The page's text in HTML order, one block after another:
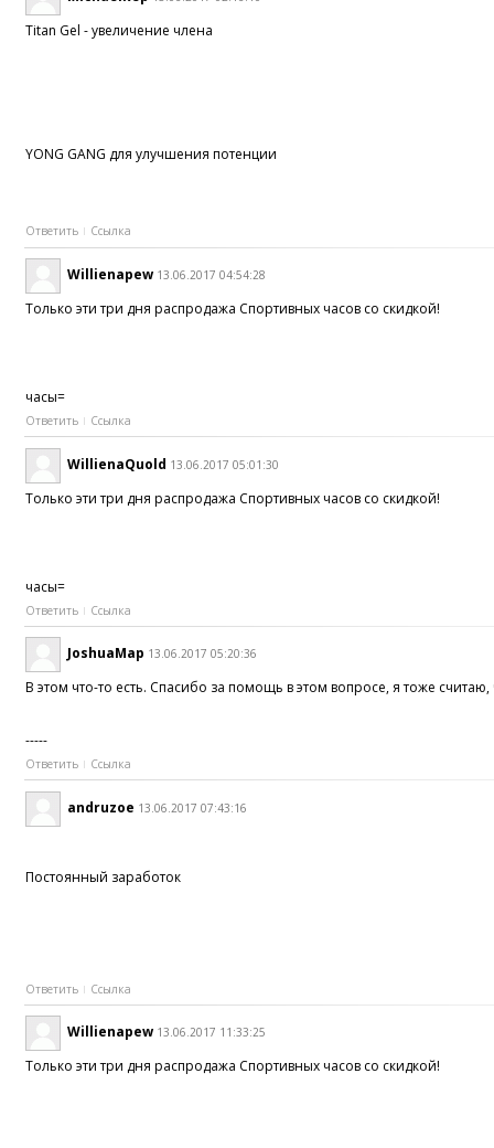
Titan Gel - увеличение члена
YONG GANG для улучшения потенции
Ответить Ссылка
Willienapew 13.06.2017 04:54:28
Только эти три дня распродажа Спортивных часов со скидкой!
часы=
Ответить Ссылка
WillienaQuold 13.06.2017 05:01:30
Только эти три дня распродажа Спортивных часов со скидкой!
часы=
Ответить Ссылка
JoshuaMap 13.06.2017 05:20:36
В этом что-то есть. Спасибо за помощь в этом вопросе, я тоже
-----
Ответить Ссылка
andruzoe 13.06.2017 07:43:16
Постоянный заработок
Ответить Ссылка
Willienapew 13.06.2017 11:33:25
Только эти три дня распродажа Спортивных часов со скидкой!